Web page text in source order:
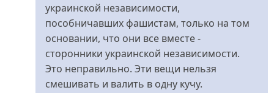
украинской независимости,
пособничавших фашистам, только на том
основании, что они все вместе -
сторонники украинской независимости.
Это неправильно. Эти вещи нельзя
смешивать и валить в одну кучу.